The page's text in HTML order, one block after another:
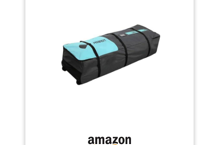
développé en Allemagne depuis
2007; contrôle qualité continu
pour une finition durable et une
utilisation fiable